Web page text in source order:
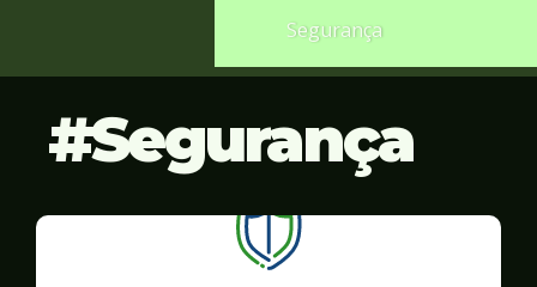
Segurança
Segurança